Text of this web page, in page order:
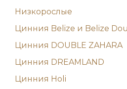
Низкорослые
Цинния Belize и Belize
Цинния DOUBLE ZAHARA
Цинния DREAMLAND
Цинния Holi